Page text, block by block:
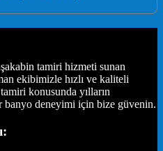
tamiri hizmeti sunan
ekibimizle hızlı ve kaliteli
konusunda yılların
banyo deneyimi için bize güvenin.